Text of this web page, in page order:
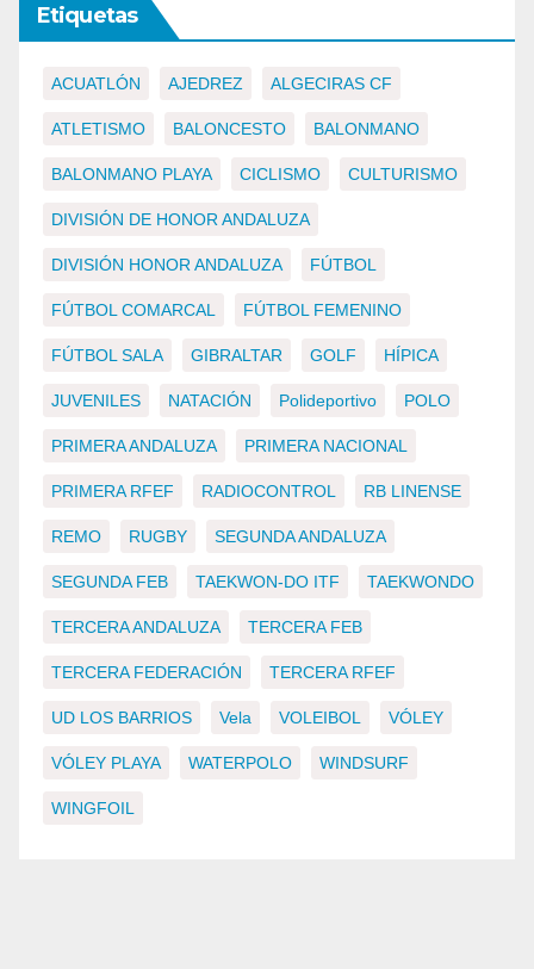
Etiquetas
ACUATLÓN AJEDREZ ALGECIRAS CF
ATLETISMO BALONCESTO BALONMANO
BALONMANO PLAYA CICLISMO CULTURISMO
DIVISIÓN DE HONOR ANDALUZA
DIVISIÓN HONOR ANDALUZA FÚTBOL
FÚTBOL COMARCAL FÚTBOL FEMENINO
FÚTBOL SALA GIBRALTAR GOLF HÍPICA
JUVENILES NATACIÓN Polideportivo POLO
PRIMERA ANDALUZA PRIMERA NACIONAL
PRIMERA RFEF RADIOCONTROL RB LINENSE
REMO RUGBY SEGUNDA ANDALUZA
SEGUNDA FEB TAEKWON-DO ITF TAEKWONDO
TERCERA ANDALUZA TERCERA FEB
TERCERA FEDERACIÓN TERCERA RFEF
UD LOS BARRIOS Vela VOLEIBOL VÓLEY
VÓLEY PLAYA WATERPOLO WINDSURF
WINGFOIL